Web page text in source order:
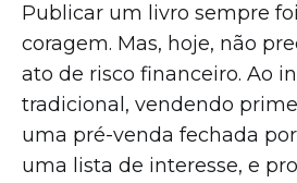
Publicar um livro sempre
coragem. Mas, hoje, não
ato de risco financeiro. Ao
tradicional, vendendo
uma pré-venda fechada
uma lista de interesse, e